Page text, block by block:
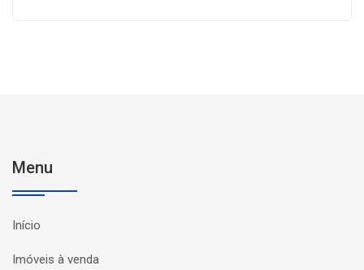
Menu
Início
Imóveis à venda